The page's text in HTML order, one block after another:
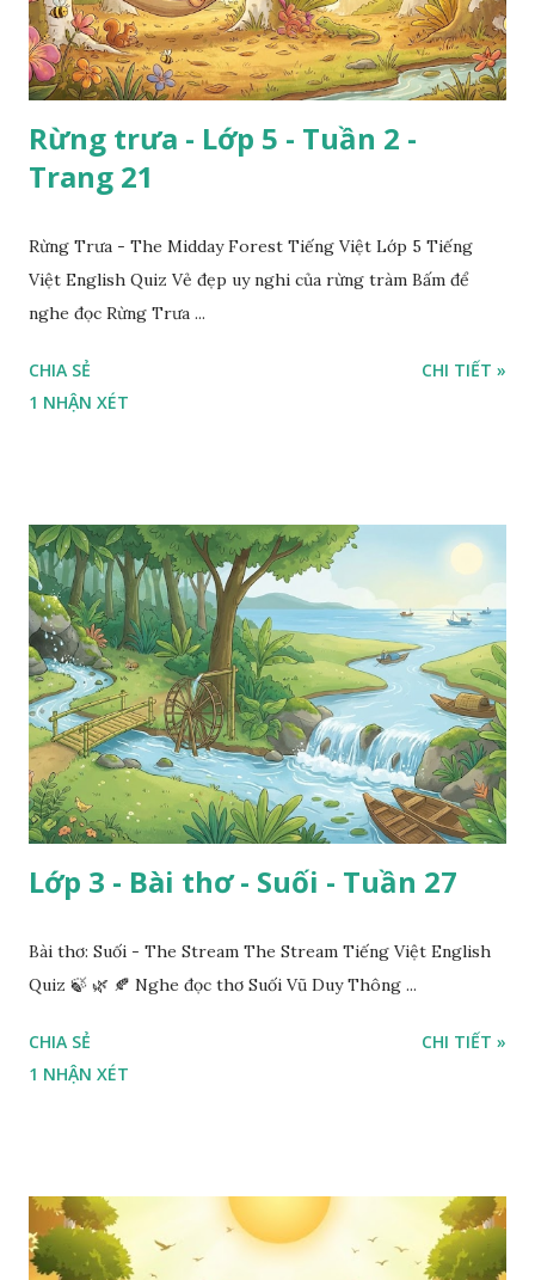
Rừng trưa - Lớp 5 - Tuần 2 -
Trang 21
Rừng Trưa - The Midday Forest Tiếng Việt Lớp 5 Tiếng
Việt English Quiz Vẻ đẹp uy nghi của rừng tràm Bấm để
nghe đọc Rừng Trưa ...
CHIA SẺ
1 NHẬN XÉT
CHI TIẾT »
Lớp 3 - Bài thơ - Suối - Tuần 27
Bài thơ: Suối - The Stream The Stream Tiếng Việt English
Quiz 🍃 🌿 🍂 Nghe đọc thơ Suối Vũ Duy Thông ...
CHIA SẺ
1 NHẬN XÉT
CHI TIẾT »